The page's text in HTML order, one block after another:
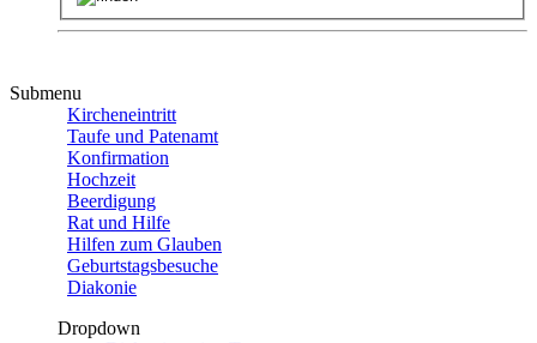
Submenu
Kircheneintritt
Taufe und Patenamt
Konfirmation
Hochzeit
Beerdigung
Rat und Hilfe
Hilfen zum Glauben
Geburtstagsbesuche
Diakonie
Dropdown